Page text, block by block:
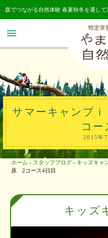
森でつながる自然体験 春夏秋冬を通し
menu
サマーキャンプ
コー
2015年
ホーム › スタッフブログ › キッズキャ
原 2コース4日目
キッズ